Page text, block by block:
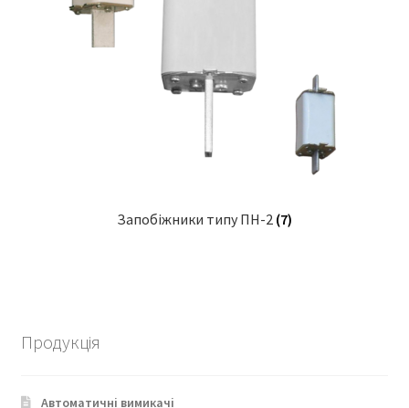
Запобіжники типу ПН-2 (7)
Продукція
Автоматичні вимикачі